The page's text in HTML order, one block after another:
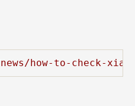
how-to-check-